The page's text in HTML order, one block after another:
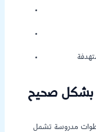
بشكل صحيح